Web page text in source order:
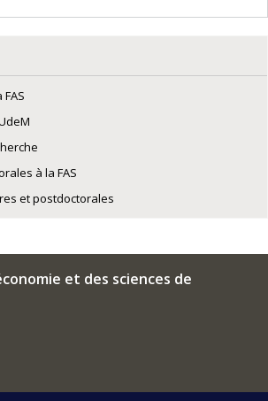
à la FAS
et postdoctorales
et des sciences de